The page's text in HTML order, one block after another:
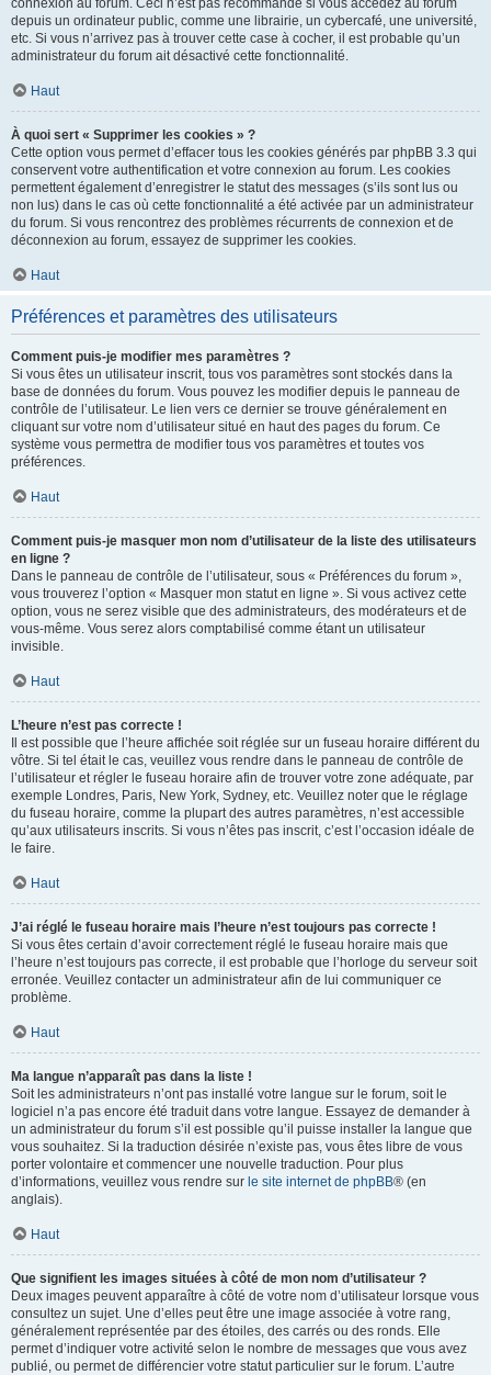
connexion au forum. Ceci n’est pas recommandé si vous accédez au forum
depuis un ordinateur public, comme une librairie, un cybercafé, une université,
etc. Si vous n’arrivez pas à trouver cette case à cocher, il est probable qu’un
administrateur du forum ait désactivé cette fonctionnalité.
Haut
À quoi sert « Supprimer les cookies » ?
Cette option vous permet d’effacer tous les cookies générés par phpBB 3.3 qui
conservent votre authentification et votre connexion au forum. Les cookies
permettent également d’enregistrer le statut des messages (s’ils sont lus ou
non lus) dans le cas où cette fonctionnalité a été activée par un administrateur
du forum. Si vous rencontrez des problèmes récurrents de connexion et de
déconnexion au forum, essayez de supprimer les cookies.
Haut
Préférences et paramètres des utilisateurs
Comment puis-je modifier mes paramètres ?
Si vous êtes un utilisateur inscrit, tous vos paramètres sont stockés dans la
base de données du forum. Vous pouvez les modifier depuis le panneau de
contrôle de l’utilisateur. Le lien vers ce dernier se trouve généralement en
cliquant sur votre nom d’utilisateur situé en haut des pages du forum. Ce
système vous permettra de modifier tous vos paramètres et toutes vos
préférences.
Haut
Comment puis-je masquer mon nom d’utilisateur de la liste des utilisateurs
en ligne ?
Dans le panneau de contrôle de l’utilisateur, sous « Préférences du forum »,
vous trouverez l’option « Masquer mon statut en ligne ». Si vous activez cette
option, vous ne serez visible que des administrateurs, des modérateurs et de
vous-même. Vous serez alors comptabilisé comme étant un utilisateur
invisible.
Haut
L’heure n’est pas correcte !
Il est possible que l’heure affichée soit réglée sur un fuseau horaire différent du
vôtre. Si tel était le cas, veuillez vous rendre dans le panneau de contrôle de
l’utilisateur et régler le fuseau horaire afin de trouver votre zone adéquate, par
exemple Londres, Paris, New York, Sydney, etc. Veuillez noter que le réglage
du fuseau horaire, comme la plupart des autres paramètres, n’est accessible
qu’aux utilisateurs inscrits. Si vous n’êtes pas inscrit, c’est l’occasion idéale de
le faire.
Haut
J’ai réglé le fuseau horaire mais l’heure n’est toujours pas correcte !
Si vous êtes certain d’avoir correctement réglé le fuseau horaire mais que
l’heure n’est toujours pas correcte, il est probable que l’horloge du serveur soit
erronée. Veuillez contacter un administrateur afin de lui communiquer ce
problème.
Haut
Ma langue n’apparaît pas dans la liste !
Soit les administrateurs n’ont pas installé votre langue sur le forum, soit le
logiciel n’a pas encore été traduit dans votre langue. Essayez de demander à
un administrateur du forum s’il est possible qu’il puisse installer la langue que
vous souhaitez. Si la traduction désirée n’existe pas, vous êtes libre de vous
porter volontaire et commencer une nouvelle traduction. Pour plus
d’informations, veuillez vous rendre sur le site internet de phpBB® (en
anglais).
Haut
Que signifient les images situées à côté de mon nom d’utilisateur ?
Deux images peuvent apparaître à côté de votre nom d’utilisateur lorsque vous
consultez un sujet. Une d’elles peut être une image associée à votre rang,
généralement représentée par des étoiles, des carrés ou des ronds. Elle
permet d’indiquer votre activité selon le nombre de messages que vous avez
publié, ou permet de différencier votre statut particulier sur le forum. L’autre